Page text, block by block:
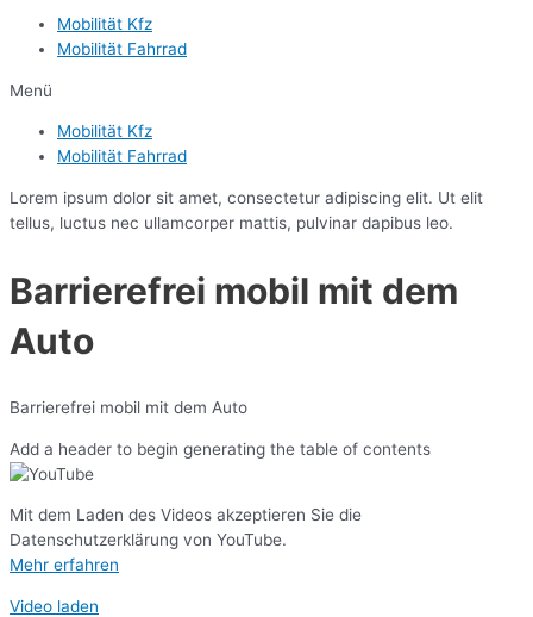
Mobilität Kfz
Mobilität Fahrrad
Menü
Mobilität Kfz
Mobilität Fahrrad
Lorem ipsum dolor sit amet, consectetur adipiscing elit. Ut elit
tellus, luctus nec ullamcorper mattis, pulvinar dapibus leo.
Barrierefrei mobil mit dem
Auto
Barrierefrei mobil mit dem Auto
Add a header to begin generating the table of contents
Mit dem Laden des Videos akzeptieren Sie die
Datenschutzerklärung von YouTube.
Mehr erfahren
Video laden